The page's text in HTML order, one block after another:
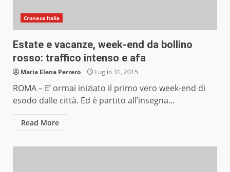
Cronaca Italia
Estate e vacanze, week-end da bollino
rosso: traffico intenso e afa
Maria Elena Perrero Luglio 31, 2015
ROMA – E’ ormai iniziato il primo vero week-end di
esodo dalle città. Ed è partito all’insegna...
Read More